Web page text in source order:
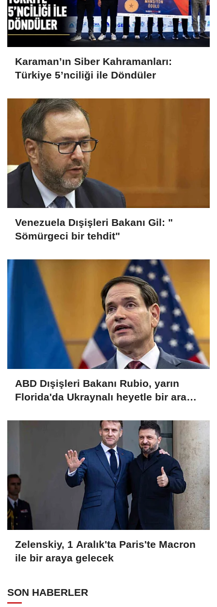
Karaman’ın Siber Kahramanları:
Türkiye 5’nciliği ile Döndüler
Venezuela Dışişleri Bakanı Gil: "
Sömürgeci bir tehdit"
ABD Dışişleri Bakanı Rubio, yarın
Florida'da Ukraynalı heyetle bir araya
Zelenskiy, 1 Aralık'ta Paris'te Macron
ile bir araya gelecek
SON HABERLER